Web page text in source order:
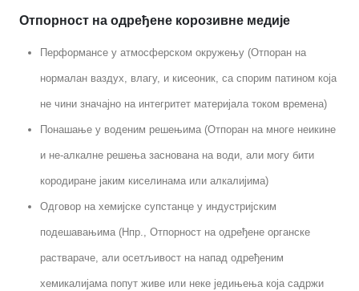
Отпорност на одређене корозивне медије
Перформансе у атмосферском окружењу (Отпоран на
нормалан ваздух, влагу, и кисеоник, са спорим патином која
не чини значајно на интегритет материјала током времена)
Понашање у воденим решењима (Отпоран на многе неикине
и не-алкалне решења заснована на води, али могу бити
кородиране јаким киселинама или алкалијима)
Одговор на хемијске супстанце у индустријским
подешавањима (Нпр., Отпорност на одређене органске
раствараче, али осетљивост на напад одређеним
хемикалијама попут живе или неке једињења која садржи